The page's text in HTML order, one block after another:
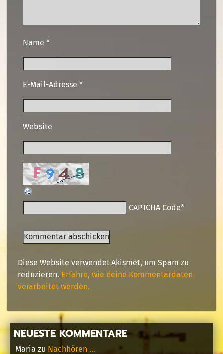
Name *
E-Mail-Adresse *
Website
CAPTCHA Code*
Diese Website verwendet Akismet, um Spam zu
reduzieren. Erfahre, wie deine Kommentardaten
verarbeitet werden.
NEUESTE KOMMENTARE
Maria zu Nachhören …